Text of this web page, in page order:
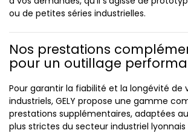
ou de petites séries industrielles.
Nos prestations
pour un outillage
Pour garantir la fiabilité et la longévité de
industriels, GELY propose une gamme
prestations supplémentaires, adaptées
plus strictes du secteur industriel lyonnais